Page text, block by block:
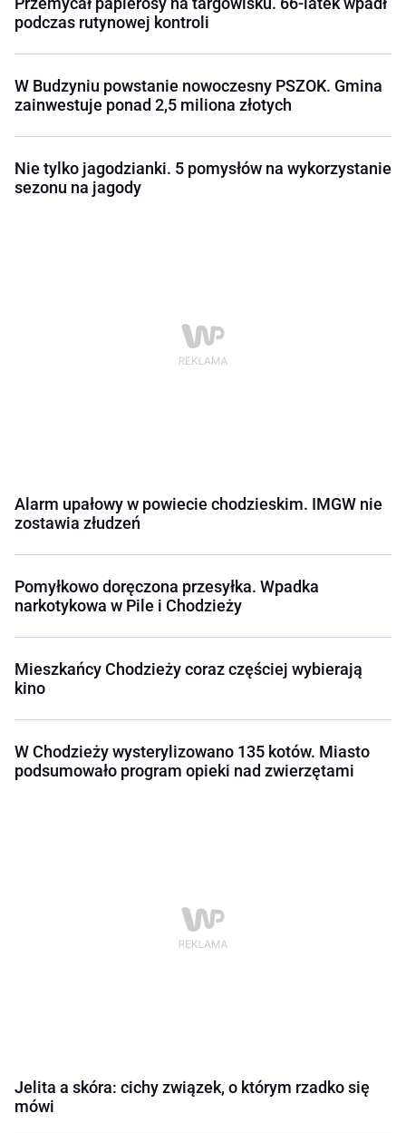
podczas rutynowej kontroli
W Budzyniu powstanie nowoczesny PSZOK. Gmina
zainwestuje ponad 2,5 miliona złotych
Nie tylko jagodzianki. 5 pomysłów na wykorzystanie
sezonu na jagody
Alarm upałowy w powiecie chodzieskim. IMGW nie
zostawia złudzeń
Pomyłkowo doręczona przesyłka. Wpadka
narkotykowa w Pile i Chodzieży
Mieszkańcy Chodzieży coraz częściej wybierają
kino
W Chodzieży wysterylizowano 135 kotów. Miasto
podsumowało program opieki nad zwierzętami
Jelita a skóra: cichy związek, o którym rzadko się
mówi